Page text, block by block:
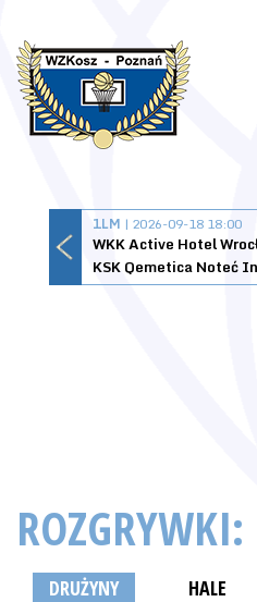
1LM | 2026-09-18 18:00
WKK Active Hotel
ROZGRYWKI:
DRUŻYNY HALE